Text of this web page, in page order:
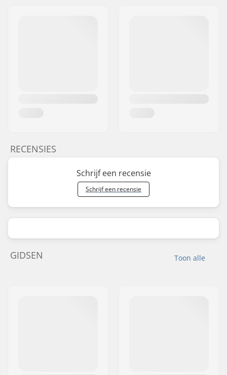
RECENSIES
Schrijf een recensie
Schrijf een recensie
Toon alle
GIDSEN